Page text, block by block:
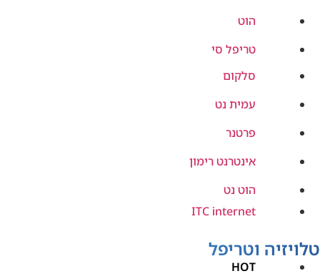
הוט
טריפל סי
סלקום
עמית נט
פרטנר
אינטרנט רימון
הוט נט
ITC internet
טלויזיה וטריפל
HOT